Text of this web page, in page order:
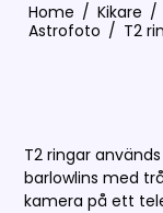
Home / Kikare /
Astrofoto / T2
T2 ringar
barlowlins med
kamera på ett